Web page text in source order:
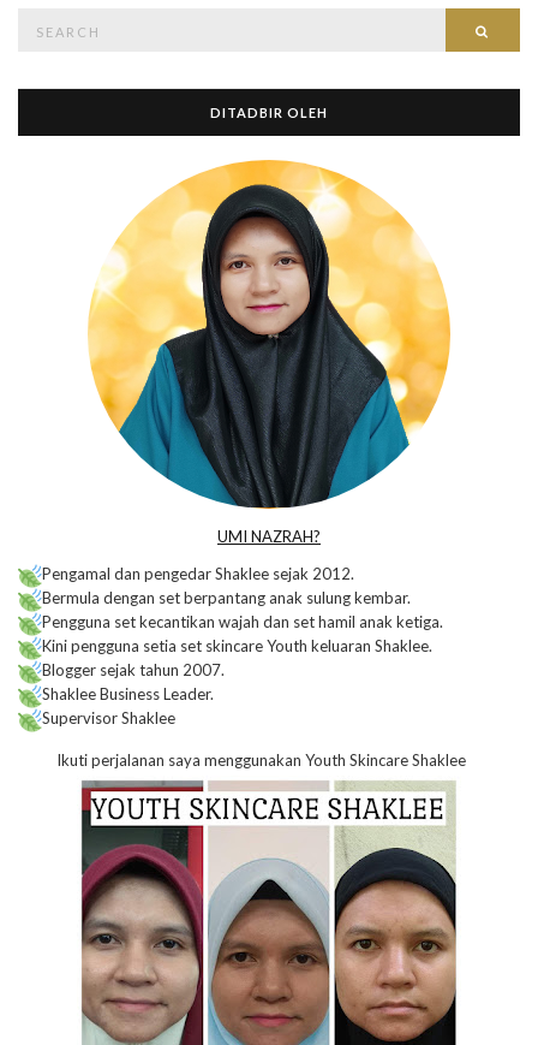
for:
DITADBIR OLEH
UMI NAZRAH?
Pengamal dan pengedar Shaklee sejak 2012.
Bermula dengan set berpantang anak sulung kembar.
Pengguna set kecantikan wajah dan set hamil anak ketiga.
Kini pengguna setia set skincare Youth keluaran Shaklee.
Blogger sejak tahun 2007.
Shaklee Business Leader.
Supervisor Shaklee
Ikuti perjalanan saya menggunakan Youth Skincare Shaklee